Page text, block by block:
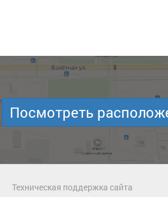
Посмотреть
Техническая поддержка сайта